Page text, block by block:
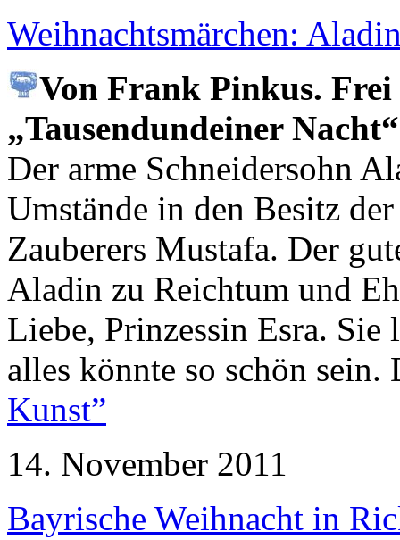
Weihnachtsmärchen:
Von Frank Pinkus.
„Tausendundeiner Nacht“
Der arme Schneidersohn
Umstände in den Besitz
Zauberers Mustafa. Der
Aladin zu Reichtum und
Liebe, Prinzessin Esra.
alles könnte so schön sein.
Kunst”
14. November 2011
Bayrische Weihnacht in